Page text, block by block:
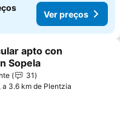
Ver preços
aos favoritos
apto con
Sopela
31
a 3.6 km de Plentzia